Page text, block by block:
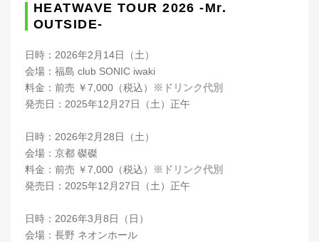
HEATWAVE TOUR 2026 -Mr.
OUTSIDE-
日時：2026年2月14日（土）
会場：福島 club SONIC iwaki
料金：前売 ￥7,000（税込）
※ドリンク代別
発売日：2025年12月27日（土）正午
日時：2026年2月28日（土）
会場：京都 磔磔
料金：前売 ￥7,000（税込）
※ドリンク代別
発売日：2025年12月27日（土）正午
日時：2026年3月8日（日）
会場：長野 ネオンホール